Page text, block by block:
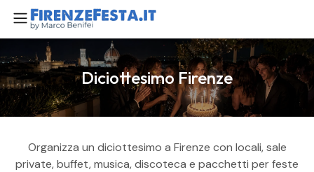
Diciottesimo Firenze
Organizza un diciottesimo a Firenze con locali, sale
private, buffet, musica, discoteca e pacchetti per feste